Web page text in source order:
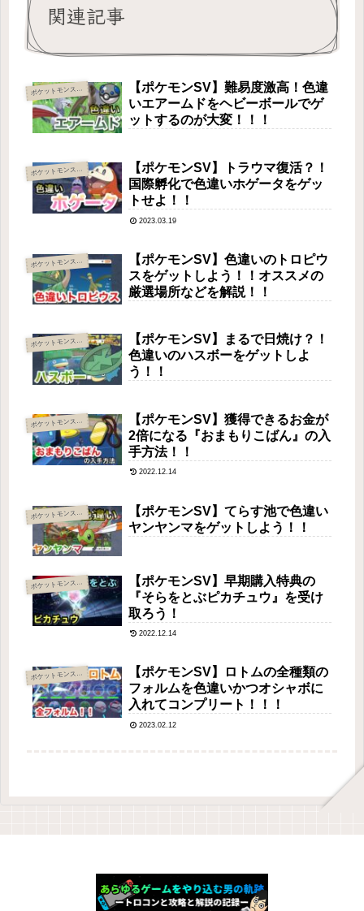
関連記事
ポ ケットモンスター スカーレット・バイオレット
【ポケモンSV】難易度激高！色違
いエアームドをヘビーボールでゲ
ットするのが大変！！！
ポ ケットモンスター スカーレット・バイオレット
【ポケモンSV】トラウマ復活？！
国際孵化で色違いホゲータをゲッ
トせよ！！
2023.03.19
ポ ケットモンスター スカーレット・バイオレット
【ポケモンSV】色違いのトロピウ
スをゲットしよう！！オススメの
厳選場所などを解説！！
ポ ケットモンスター スカーレット・バイオレット
【ポケモンSV】まるで日焼け？！
色違いのハスボーをゲットしよ
う！！
ポ ケットモンスター スカーレット・バイオレット
【ポケモンSV】獲得できるお金が
2倍になる『おまもりこばん』の入
手方法！！
2022.12.14
ポ ケットモンスター スカーレット・バイオレット
【ポケモンSV】てらす池で色違い
ヤンヤンマをゲットしよう！！
ポ ケットモンスター スカーレット・バイオレット
【ポケモンSV】早期購入特典の
『そらをとぶピカチュウ』を受け
取ろう！
2022.12.14
ポ ケットモンスター スカーレット・バイオレット
【ポケモンSV】ロトムの全種類の
フォルムを色違いかつオシャボに
入れてコンプリート！！！
2023.02.12